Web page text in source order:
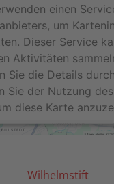
einen
um
Dieser Service
Aktivitäten
Sie die Details
Sie der Nutzung
diese Karte
Mehr Informationen
Akzeptieren
Wilhelmstift